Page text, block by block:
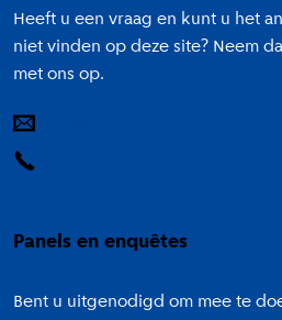
Heeft u een vraag en kunt u het
niet vinden op deze site? Neem
met ons op.
Panels en enquêtes
Bent u uitgenodigd om mee te